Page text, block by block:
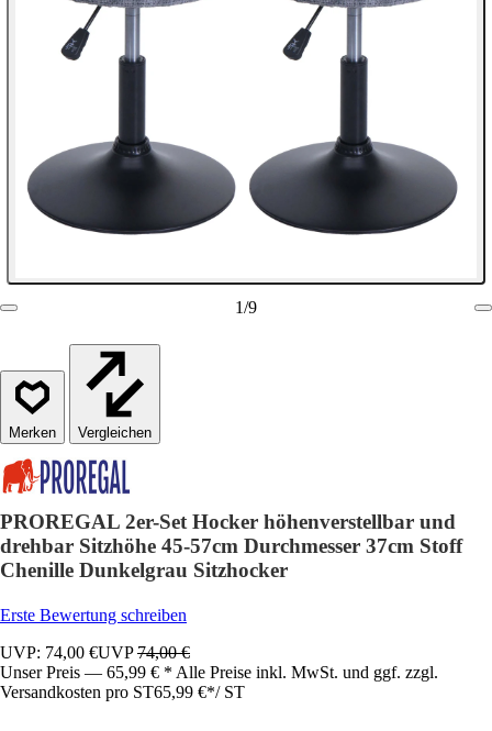
1/9
Vergleichen
PROREGAL 2er-Set Hocker höhenverstellbar und
drehbar Sitzhöhe 45-57cm Durchmesser 37cm Stoff
Chenille Dunkelgrau Sitzhocker
Erste Bewertung schreiben
UVP: 74,00 €UVP74,00 €
Unser Preis — 65,99 € * Alle Preise inkl. MwSt. und ggf. zzgl.
Versandkosten pro ST65,99 €*/ ST